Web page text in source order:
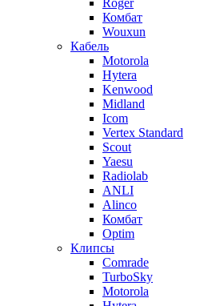
Roger
Комбат
Wouxun
Кабель
Motorola
Hytera
Kenwood
Midland
Icom
Vertex Standard
Scout
Yaesu
Radiolab
ANLI
Alinco
Комбат
Optim
Клипсы
Comrade
TurboSky
Motorola